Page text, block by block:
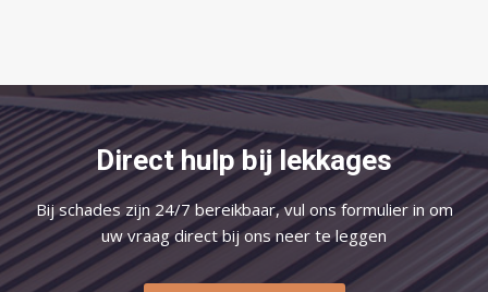
Direct hulp bij lekkages
Bij schades zijn 24/7 bereikbaar, vul ons formulier in om
uw vraag direct bij ons neer te leggen